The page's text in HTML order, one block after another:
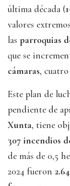
última década (
valores
las parroquias
que se
cámaras, cuatro
Este plan de
pendiente de
Xunta, tiene
307 incendios
de más de 0,5
2024 fueron